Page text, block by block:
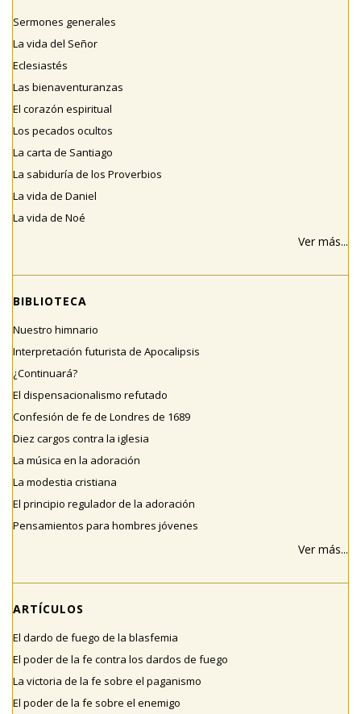
Sermones generales
La vida del Señor
Eclesiastés
Las bienaventuranzas
El corazón espiritual
Los pecados ocultos
La carta de Santiago
La sabiduría de los Proverbios
La vida de Daniel
La vida de Noé
Ver más...
BIBLIOTECA
Nuestro himnario
Interpretación futurista de Apocalipsis
¿Continuará?
El dispensacionalismo refutado
Confesión de fe de Londres de 1689
Diez cargos contra la iglesia
La música en la adoración
La modestia cristiana
El principio regulador de la adoración
Pensamientos para hombres jóvenes
Ver más...
ARTÍCULOS
El dardo de fuego de la blasfemia
El poder de la fe contra los dardos de fuego
La victoria de la fe sobre el paganismo
El poder de la fe sobre el enemigo